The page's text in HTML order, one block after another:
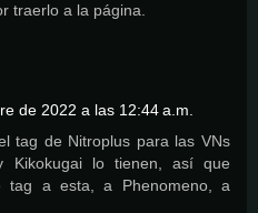
traerlo a la página.
de 2022 a las 12:44 a.m.
tag de Nitroplus para las VNs
Kikokugai lo tienen, así que
tag a esta, a Phenomeno, a